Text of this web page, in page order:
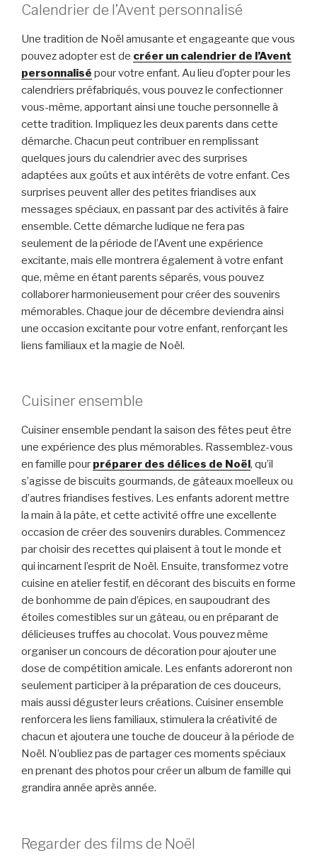
Calendrier de l’Avent personnalisé
Une tradition de Noël amusante et engageante que vous
pouvez adopter est de créer un calendrier de l’Avent
personnalisé pour votre enfant. Au lieu d’opter pour les
calendriers préfabriqués, vous pouvez le confectionner
vous-même, apportant ainsi une touche personnelle à
cette tradition. Impliquez les deux parents dans cette
démarche. Chacun peut contribuer en remplissant
quelques jours du calendrier avec des surprises
adaptées aux goûts et aux intérêts de votre enfant. Ces
surprises peuvent aller des petites friandises aux
messages spéciaux, en passant par des activités à faire
ensemble. Cette démarche ludique ne fera pas
seulement de la période de l’Avent une expérience
excitante, mais elle montrera également à votre enfant
que, même en étant parents séparés, vous pouvez
collaborer harmonieusement pour créer des souvenirs
mémorables. Chaque jour de décembre deviendra ainsi
une occasion excitante pour votre enfant, renforçant les
liens familiaux et la magie de Noël.
Cuisiner ensemble
Cuisiner ensemble pendant la saison des fêtes peut être
une expérience des plus mémorables. Rassemblez-vous
en famille pour préparer des délices de Noël, qu’il
s’agisse de biscuits gourmands, de gâteaux moelleux ou
d’autres friandises festives. Les enfants adorent mettre
la main à la pâte, et cette activité offre une excellente
occasion de créer des souvenirs durables. Commencez
par choisir des recettes qui plaisent à tout le monde et
qui incarnent l’esprit de Noël. Ensuite, transformez votre
cuisine en atelier festif, en décorant des biscuits en forme
de bonhomme de pain d’épices, en saupoudrant des
étoiles comestibles sur un gâteau, ou en préparant de
délicieuses truffes au chocolat. Vous pouvez même
organiser un concours de décoration pour ajouter une
dose de compétition amicale. Les enfants adoreront non
seulement participer à la préparation de ces douceurs,
mais aussi déguster leurs créations. Cuisiner ensemble
renforcera les liens familiaux, stimulera la créativité de
chacun et ajoutera une touche de douceur à la période de
Noël. N’oubliez pas de partager ces moments spéciaux
en prenant des photos pour créer un album de famille qui
grandira année après année.
Regarder des films de Noël